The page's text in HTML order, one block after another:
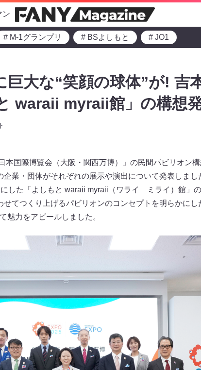
ン
# M-1グランプリ # BSよしもと # JO1
巨大な“笑顔の球体”が! 吉
waraii myraii館」の構想
本国際博覧会（大阪・関西万博）」の民間パビリオン
企業・団体がそれぞれの展示や演出について発表しま
にした「よしもと waraii myraii（ワライ ミライ）館」
てつくり上げるパビリオンのコンセプトを明らかにし
魅力をアピールしました。